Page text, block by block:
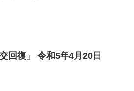
回復」 令和5年4月20日